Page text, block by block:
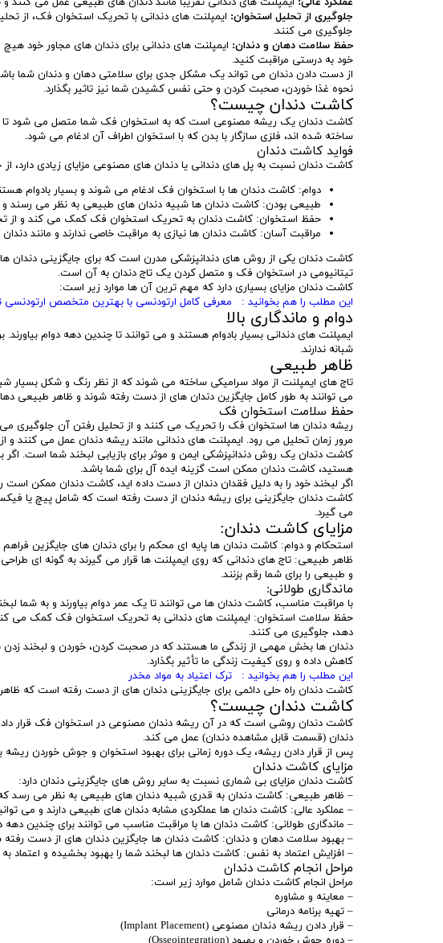
جلوگیری از تحلیل استخوان: ایمپلنت های دندانی با تحریک استخوان فک، از
جلوگیری می کنند.
حفظ سلامت دهان و دندان: ایمپلنت های دندانی برای دندان های مجاور خود
خود به درستی مراقبت کنید.
از دست دادن دندان می تواند یک مشکل جدی برای سلامتی دهان و دندان شما باشد.
نحوه غذا خوردن، صحبت کردن و حتی نفس کشیدن شما نیز تاثیر بگذارد.
کاشت دندان چیست؟
کاشت دندان یک ریشه مصنوعی است که به استخوان فک شما متصل می شود تا
ساخته شده اند، فلزی سازگار با بدن که با استخوان اطراف آن ادغام می شود.
فواید کاشت دندان
کاشت دندان نسبت به پل های دندانی یا دندان های مصنوعی مزایای زیادی دارد، از
دوام: کاشت دندان ها با استخوان فک ادغام می شوند و بسیار بادوام
طبیعی بودن: کاشت دندان ها شبیه دندان های طبیعی به نظر می رسند
حفظ استخوان: کاشت دندان به تحریک استخوان فک کمک می کند و از
مراقبت آسان: کاشت دندان ها نیازی به مراقبت خاصی ندارند و مانند
کاشت دندان یکی از روش های دندانپزشکی مدرن است که برای جایگزینی
تیتانیومی در استخوان فک و متصل کردن یک تاج دندان به آن است.
کاشت دندان مزایای بسیاری دارد که مهم ترین آن ها موارد زیر است:
این مطلب را هم بخوانید : معرفی کامل ارتودنسی با بهترین متخصص ارتودنسی
دوام و ماندگاری بالا
ایمپلنت های دندانی بسیار بادوام هستند و می توانند تا چندین دهه دوام
شبانه ندارند.
ظاهر طبیعی
تاج های ایمپلنت از مواد سرامیکی ساخته می شوند که از نظر رنگ و شکل بسیار
می توانند به طور کامل جایگزین دندان های از دست رفته شوند و ظاهر طبیعی
حفظ سلامت استخوان فک
ریشه دندان ها استخوان فک را تحریک می کنند و از تحلیل رفتن آن جلوگیری
مرور زمان تحلیل می رود. ایمپلنت های دندانی مانند ریشه دندان عمل می کنند
کاشت دندان یک روش دندانپزشکی ایمن و موثر برای بازیابی لبخند شما است. اگر
هستید، کاشت دندان ممکن است گزینه ایده آل برای شما باشد.
اگر لبخند خود را به دلیل فقدان دندان از دست داده اید، کاشت دندان ممکن است
کاشت دندان جایگزینی برای ریشه دندان از دست رفته است که شامل پیچ یا
می گیرد.
مزایای کاشت دندان:
استحکام و دوام: کاشت دندان ها پایه ای محکم را برای دندان های جایگزین
ظاهر طبیعی: تاج های دندانی که روی ایمپلنت ها قرار می گیرند به گونه ای
و طبیعی را برای شما رقم بزنند.
ماندگاری طولانی:
با مراقبت مناسب، کاشت دندان ها می توانند تا یک عمر دوام بیاورند و به شما
حفظ سلامت استخوان: ایمپلنت های دندانی به تحریک استخوان فک کمک می
دهد، جلوگیری می کنند.
دندان ها بخش مهمی از زندگی ما هستند که در صحبت کردن، خوردن و لبخند زدن
کاهش داده و روی کیفیت زندگی ما تأثیر بگذارد.
این مطلب را هم بخوانید : ترک اعتیاد به مواد مخدر
کاشت دندان راه حلی دائمی برای جایگزینی دندان های از دست رفته است که ظاهر
کاشت دندان چیست؟
کاشت دندان روشی است که در آن ریشه دندان مصنوعی در استخوان فک قرار
دندان (قسمت قابل مشاهده دندان) عمل می کند.
پس از قرار دادن ریشه، یک دوره زمانی برای بهبود استخوان و جوش خوردن
مزایای کاشت دندان
کاشت دندان مزایای بی شماری نسبت به سایر روش های جایگزینی دندان دارد:
– ظاهر طبیعی: کاشت دندان به قدری شبیه دندان های طبیعی به نظر می رسد
– عملکرد عالی: کاشت دندان ها عملکردی مشابه دندان های طبیعی دارند و می
– ماندگاری طولانی: کاشت دندان ها با مراقبت مناسب می توانند برای چندین دهه
– بهبود سلامت دهان و دندان: کاشت دندان ها جایگزین دندان های از دست
– افزایش اعتماد به نفس: کاشت دندان ها لبخند شما را بهبود بخشیده و اعتماد
مراحل انجام کاشت دندان
مراحل انجام کاشت دندان شامل موارد زیر است:
– معاینه و مشاوره
– تهیه برنامه درمانی
– قرار دادن ریشه دندان مصنوعی (Implant Placement)